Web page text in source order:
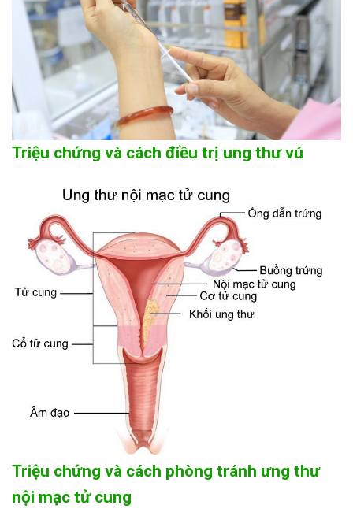
Triệu chứng và cách điều trị ung thư vú
Triệu chứng và cách phòng tránh ưng thư
nội mạc tử cung